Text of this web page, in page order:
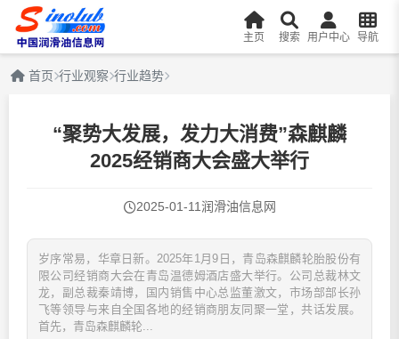
主页 搜索 用户中心 导航
首页 行业观察 行业趋势
“聚势大发展，发力大消费”森麒麟
2025经销商大会盛大举行
2025-01-11润滑油信息网
岁序常易，华章日新。2025年1月9日，青岛森麒麟轮胎股份有
限公司经销商大会在青岛温德姆酒店盛大举行。公司总裁林文
龙，副总裁秦靖博，国内销售中心总监董激文，市场部部长孙
飞等领导与来自全国各地的经销商朋友同聚一堂，共话发展。
首先，青岛森麒麟轮...